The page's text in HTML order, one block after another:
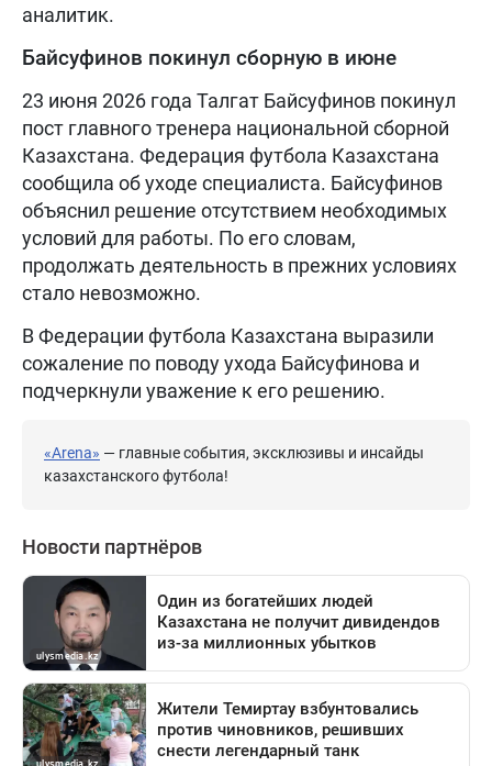
аналитик.
Байсуфинов покинул сборную в июне
23 июня 2026 года Талгат Байсуфинов покинул
пост главного тренера национальной сборной
Казахстана. Федерация футбола Казахстана
сообщила об уходе специалиста. Байсуфинов
объяснил решение отсутствием необходимых
условий для работы. По его словам,
продолжать деятельность в прежних условиях
стало невозможно.
В Федерации футбола Казахстана выразили
сожаление по поводу ухода Байсуфинова и
подчеркнули уважение к его решению.
«Arena» — главные события, эксклюзивы и инсайды
казахстанского футбола!